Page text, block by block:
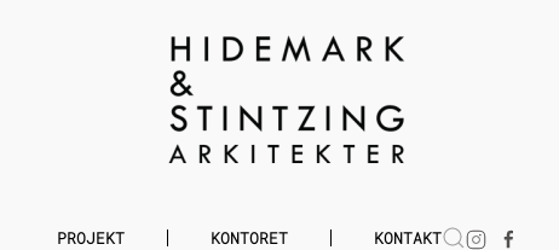
PROJEKT KONTORET KONTAKT